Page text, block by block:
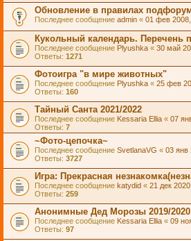
Обновление в правилах
Последнее сообщение admin « 01 фев
Кукольный календарь. Перечень
Последнее сообщение Plyushka « 30 май
Ответы: 1271
Фотоигра "в мире животных"
Последнее сообщение Plyushka « 25 фев
Ответы: 160
Тайный Санта 2021/2022
Последнее сообщение Kessaria Ellia « 07
Ответы: 7
~Фото-цепочка~
Последнее сообщение SvetlanaVG « 03 янв
Ответы: 3727
Игра: Прекрасная
Последнее сообщение katydid « 21 дек
Ответы: 259
Анонимные Дед Морозы 2019/
Последнее сообщение Kessaria Ellia « 09
Ответы: 97